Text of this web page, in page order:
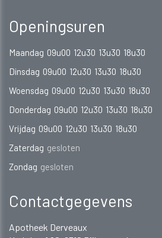
Openingsuren
Maandag 09u00 12u30 13u30 18u30
Dinsdag 09u00 12u30 13u30 18u30
Woensdag 09u00 12u30 13u30 18u30
Donderdag 09u00 12u30 13u30 18u30
Vrijdag 09u00 12u30 13u30 18u30
Zaterdag gesloten
Zondag gesloten
Contactgegevens
Apotheek Derveaux